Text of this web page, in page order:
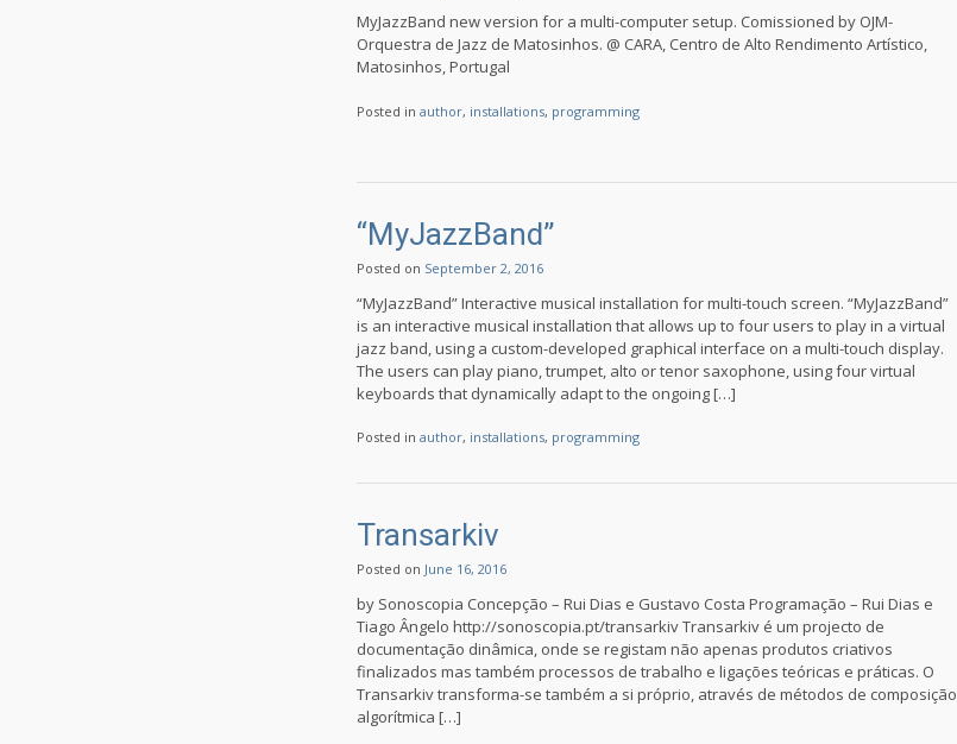
MyJazzBand new version for a multi-computer setup. Comissioned by OJM-
Orquestra de Jazz de Matosinhos. @ CARA, Centro de Alto Rendimento Artístico,
Matosinhos, Portugal
Posted in author, installations, programming
“MyJazzBand”
Posted on September 2, 2016
“MyJazzBand” Interactive musical installation for multi-touch screen. “MyJazzBand”
is an interactive musical installation that allows up to four users to play in a virtual
jazz band, using a custom-developed graphical interface on a multi-touch display.
The users can play piano, trumpet, alto or tenor saxophone, using four virtual
keyboards that dynamically adapt to the ongoing […]
Posted in author, installations, programming
Transarkiv
Posted on June 16, 2016
by Sonoscopia Concepção – Rui Dias e Gustavo Costa Programação – Rui Dias e
Tiago Ângelo http://sonoscopia.pt/transarkiv Transarkiv é um projecto de
documentação dinâmica, onde se registam não apenas produtos criativos
finalizados mas também processos de trabalho e ligações teóricas e práticas. O
Transarkiv transforma-se também a si próprio, através de métodos de composição
algorítmica […]